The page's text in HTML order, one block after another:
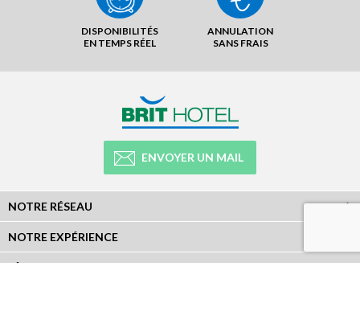
DISPONIBILITÉS
EN TEMPS RÉEL
ANNULATION
SANS FRAIS
ENVOYER UN MAIL
NOTRE RÉSEAU
NOTRE EXPÉRIENCE
LÉGAL